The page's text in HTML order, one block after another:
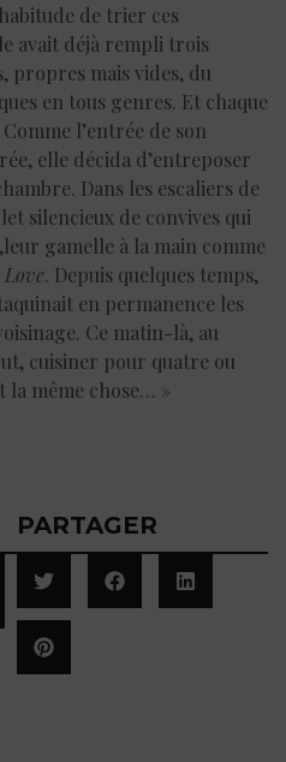
de trier ces
avait déjà rempli trois
propres mais vides, du
en tous genres. Et chaque
l’entrée de son
elle décida d’entreposer
Dans les escaliers de
silencieux de convives qui
gamelle à la main comme
. Depuis quelques temps,
en permanence les
Ce matin-là, au
cuisiner pour quatre ou
la même chose… »
PARTAGER